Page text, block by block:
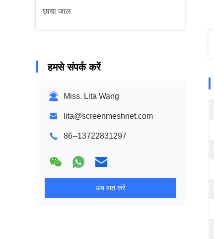
छाया जाल
हमसे संपर्क करें
Miss. Lita Wang
lita@screenmeshnet.com
86--13722831297
अब बात करें